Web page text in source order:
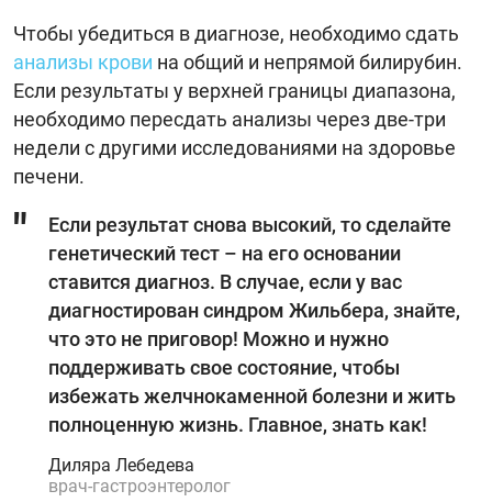
Чтобы убедиться в диагнозе, необходимо сдать
анализы крови на общий и непрямой билирубин.
Если результаты у верхней границы диапазона,
необходимо пересдать анализы через две-три
недели с другими исследованиями на здоровье
печени.
Если результат снова высокий, то сделайте
генетический тест – на его основании
ставится диагноз. В случае, если у вас
диагностирован синдром Жильбера, знайте,
что это не приговор! Можно и нужно
поддерживать свое состояние, чтобы
избежать желчнокаменной болезни и жить
полноценную жизнь. Главное, знать как!
Диляра Лебедева
врач-гастроэнтеролог